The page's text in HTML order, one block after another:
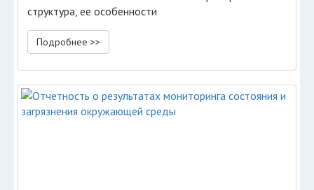
структура, ее особенности
Подробнее >>